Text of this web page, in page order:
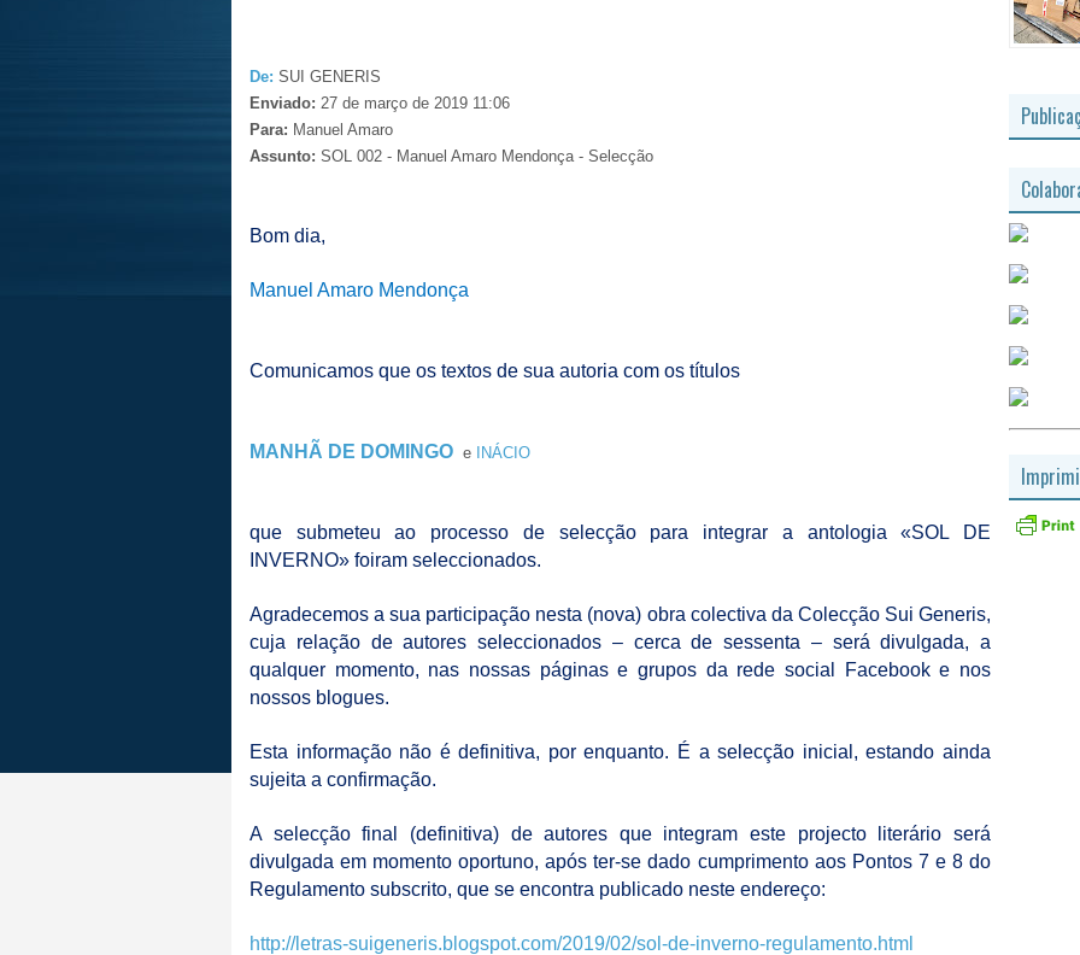
De: SUI GENERIS
Enviado: 27 de março de 2019 11:06
Para: Manuel Amaro
Assunto: SOL 002 - Manuel Amaro Mendonça - Selecção
Bom dia,
Manuel Amaro Mendonça
Comunicamos que os textos de sua autoria com os títulos
MANHÃ DE DOMINGO e INÁCIO
que submeteu ao processo de selecção para integrar a antologia «SOL DE
INVERNO» foiram seleccionados.
Agradecemos a sua participação nesta (nova) obra colectiva da Colecção Sui Generis,
cuja relação de autores seleccionados – cerca de sessenta – será divulgada, a
qualquer momento, nas nossas páginas e grupos da rede social Facebook e nos
nossos blogues.
Esta informação não é definitiva, por enquanto. É a selecção inicial, estando ainda
sujeita a confirmação.
A selecção final (definitiva) de autores que integram este projecto literário será
divulgada em momento oportuno, após ter-se dado cumprimento aos Pontos 7 e 8 do
Regulamento subscrito, que se encontra publicado neste endereço:
http://letras-suigeneris.blogspot.com/2019/02/sol-de-inverno-regulamento.html